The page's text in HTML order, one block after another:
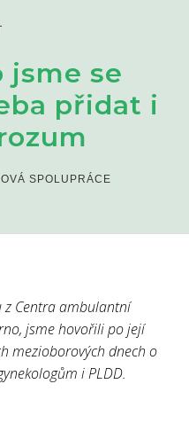
jsme se
přidat i
SPOLUPRÁCE
z Centra ambulantní
jsme hovořili po její
mezioborových dnech o
i PLDD.